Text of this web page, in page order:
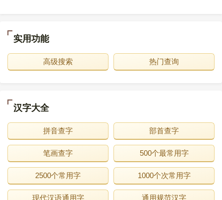
实用功能
高级搜索 热门查询
汉字大全
拼音查字 部首查字
笔画查字 500个最常用字
2500个常用字 1000个次常用字
现代汉语通用字 通用规范汉字